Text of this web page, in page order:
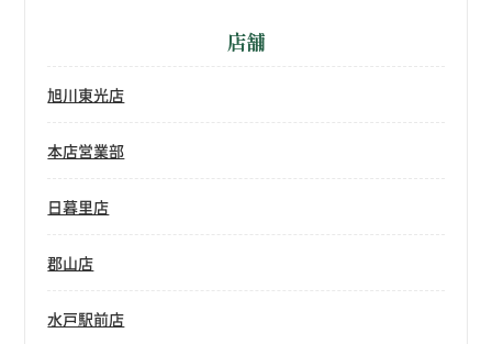
店舗
旭川東光店
本店営業部
日暮里店
郡山店
水戸駅前店